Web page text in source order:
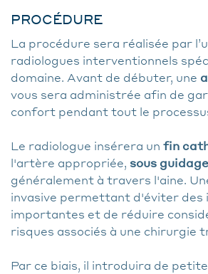
PROCÉDURE
La procédure sera réalisée par
radiologues interventionnels
domaine. Avant de débuter, une
vous sera administrée afin de
confort pendant tout le
Le radiologue insérera un fin
l'artère appropriée, sous
généralement à travers l'aine.
invasive permettant d'éviter des
importantes et de réduire
risques associés à une chirurgie
Par ce biais, il introduira de